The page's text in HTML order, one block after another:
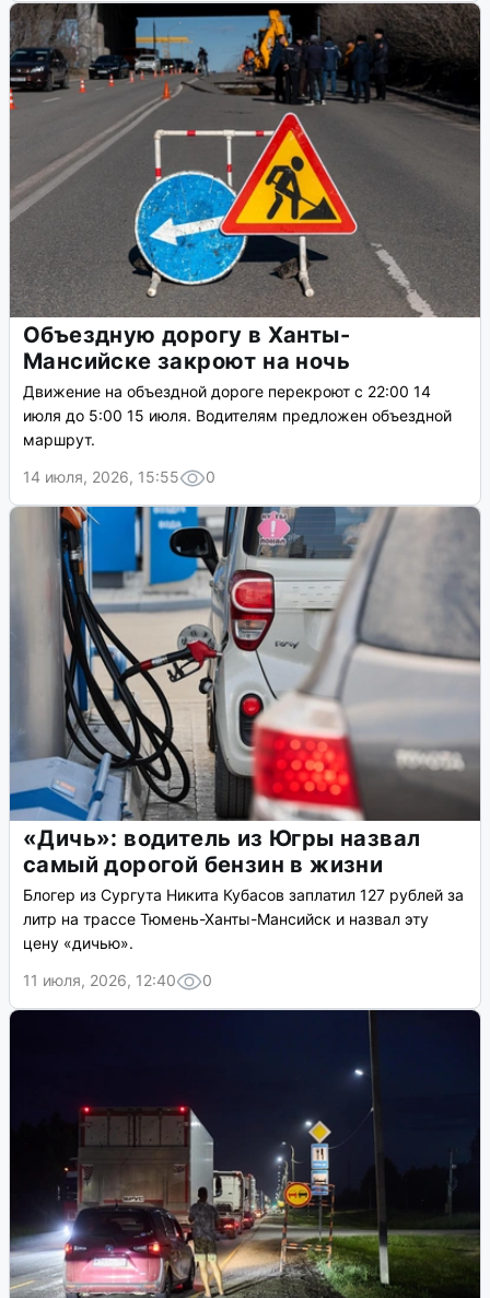
Объездную дорогу в Ханты-
Мансийске закроют на ночь
Движение на объездной дороге перекроют с 22:00 14
июля до 5:00 15 июля. Водителям предложен объездной
маршрут.
14 июля, 2026, 15:55
0
«Дичь»: водитель из Югры назвал
самый дорогой бензин в жизни
Блогер из Сургута Никита Кубасов заплатил 127 рублей за
литр на трассе Тюмень-Ханты-Мансийск и назвал эту
цену «дичью».
11 июля, 2026, 12:40
0